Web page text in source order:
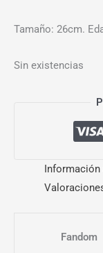
Tamaño: 26cm.
Sin existencias
Información
Fandom